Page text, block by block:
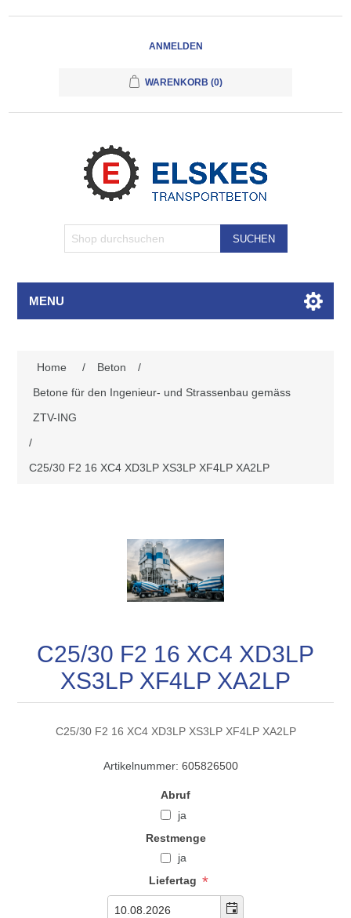
ANMELDEN
WARENKORB (0)
SUCHEN
MENU
Home / Beton
/
Betone für den Ingenieur- und Strassenbau gemäss
ZTV-ING
/
C25/30 F2 16 XC4 XD3LP XS3LP XF4LP XA2LP
C25/30 F2 16 XC4 XD3LP
XS3LP XF4LP XA2LP
C25/30 F2 16 XC4 XD3LP XS3LP XF4LP XA2LP
Artikelnummer: 605826500
Abruf
ja
Restmenge
ja
Liefertag *